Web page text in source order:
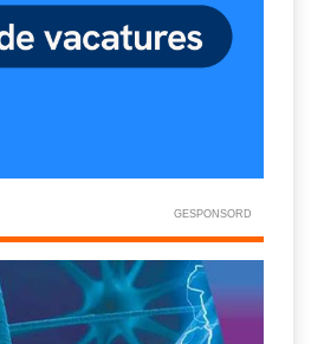
GESPONSORD